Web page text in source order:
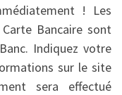
! Les
Bancaire sont
Indiquez votre
sur le site
sera effectué